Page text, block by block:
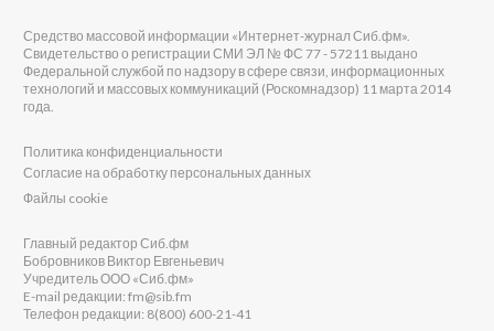
Средство массовой информации «Интернет-журнал Сиб.фм».
Свидетельство о регистрации СМИ ЭЛ № ФС 77 - 57211 выдано
Федеральной службой по надзору в сфере связи, информационных
технологий и массовых коммуникаций (Роскомнадзор) 11 марта 2014
года.
Политика конфиденциальности
Согласие на обработку персональных данных
Файлы cookie
Главный редактор Сиб.фм
Бобровников Виктор Евгеньевич
Учредитель ООО «Сиб.фм»
E-mail редакции: fm@sib.fm
Телефон редакции: 8(800) 600-21-41